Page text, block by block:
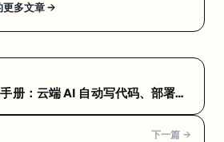
更多文章 →
册：云端 AI 自动写代码、部署一
下一篇 →